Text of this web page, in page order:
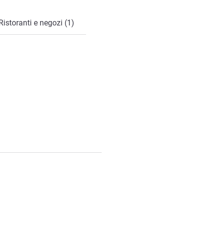
e negozi (1)